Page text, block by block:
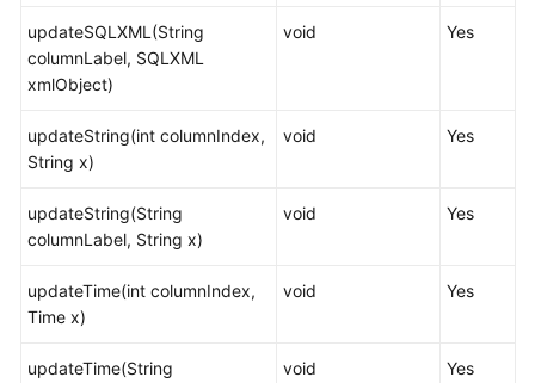
开
发
指
（分
布
_V2.0-
10.x）
M-
开
updateSQLXML(String
columnLabel, SQLXML
xmlObject)
void Yes
updateString(int columnIndex,
String x)
void Yes
updateString(String
columnLabel, String x)
void Yes
updateTime(int columnIndex,
Time x)
void Yes
updateTime(String
void Yes